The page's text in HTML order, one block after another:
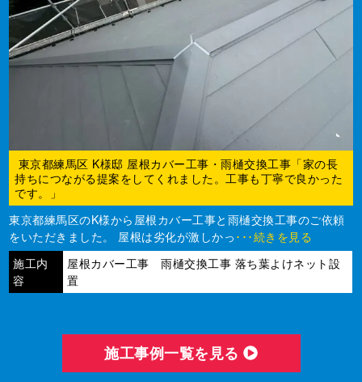
東京都練馬区 K様邸 屋根カバー工事・雨樋交換工事「家の長
持ちにつながる提案をしてくれました。工事も丁寧で良かった
です。」
東京都練馬区のK様から屋根カバー工事と雨樋交換工事のご依頼
をいただきました。 屋根は劣化が激しかっ ･･･続きを見る
施工内
容
屋根カバー工事 雨樋交換工事 落ち葉よけネット設
置
施⼯事例⼀覧を⾒る